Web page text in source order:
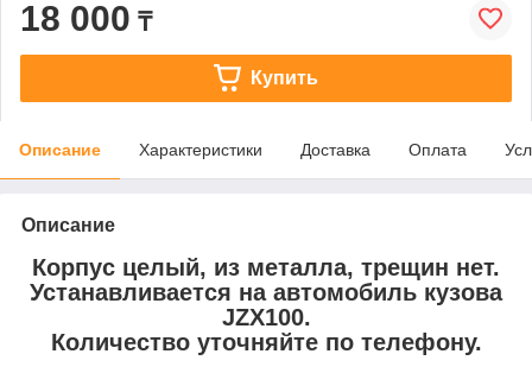
18 000 ₸
Купить
Описание Характеристики Доставка Оплата
Описание
Корпус целый, из металла, трещин нет.
Устанавливается на автомобиль кузова
JZX100.
Количество уточняйте по телефону.